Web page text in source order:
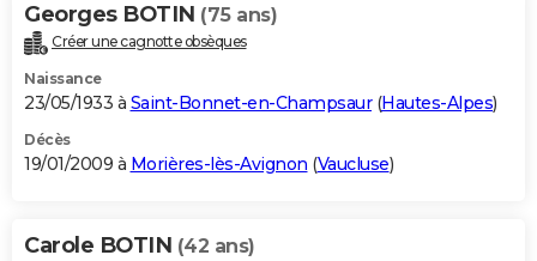
Georges BOTIN (75 ans)
Créer une cagnotte obsèques
Naissance
23/05/1933 à Saint-Bonnet-en-Champsaur(Hautes-Alpes)
Décès
19/01/2009 à Morières-lès-Avignon (Vaucluse)
Carole BOTIN (42 ans)